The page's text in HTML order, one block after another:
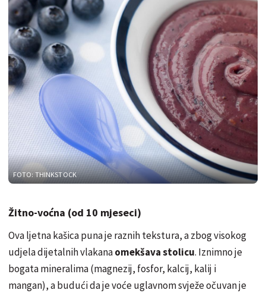
FOTO: THINKSTOCK
Žitno-voćna (od 10 mjeseci)
Ova ljetna kašica puna je raznih tekstura, a zbog visokog
udjela dijetalnih vlakanaomekšava stolicu. Iznimno je
bogata mineralima (magnezij, fosfor, kalcij, kalij i
mangan), a budući da je voće uglavnom svježe očuvan je